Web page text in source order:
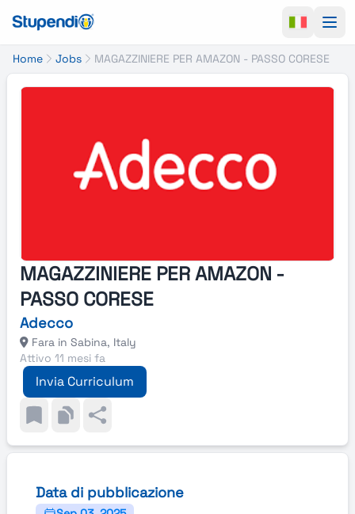
Home Jobs MAGAZZINIERE PER AMAZON - PASSO CORESE
MAGAZZINIERE PER AMAZON -
PASSO CORESE
Adecco
Fara in Sabina, Italy
Attivo 11 mesi fa
Invia Curriculum
Data di pubblicazione